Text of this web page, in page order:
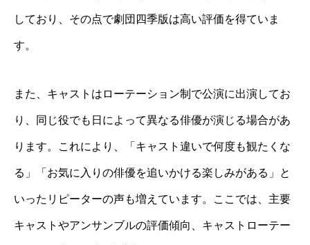
しており、その点で劇団四季版は高い評価を得ていま
す。
また、キャストはローテーション制で公演に出演してお
り、同じ役でも日によって異なる俳優が演じる場合があ
ります。これにより、「キャスト違いで何度も観たくな
る」「お気に入りの俳優を追いかける楽しみがある」と
いったリピーターの声も増えています。ここでは、主要
キャストやアンサンブルの評価傾向、キャストローテー